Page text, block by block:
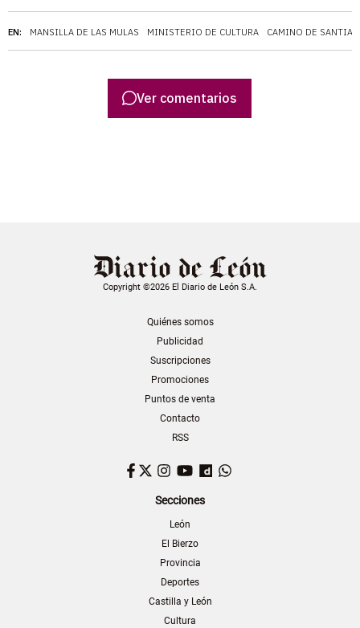
EN: MANSILLA DE LAS MULAS MINISTERIO DE CULTURA CAMINO DE
Ver comentarios
Copyright ©2026 El Diario de León S.A.
Quiénes somos
Publicidad
Suscripciones
Promociones
Puntos de venta
Contacto
RSS
Facebook
TwitterInstagram
YouTubeDailymotion
Secciones
León
El Bierzo
Provincia
Deportes
Castilla y León
Cultura